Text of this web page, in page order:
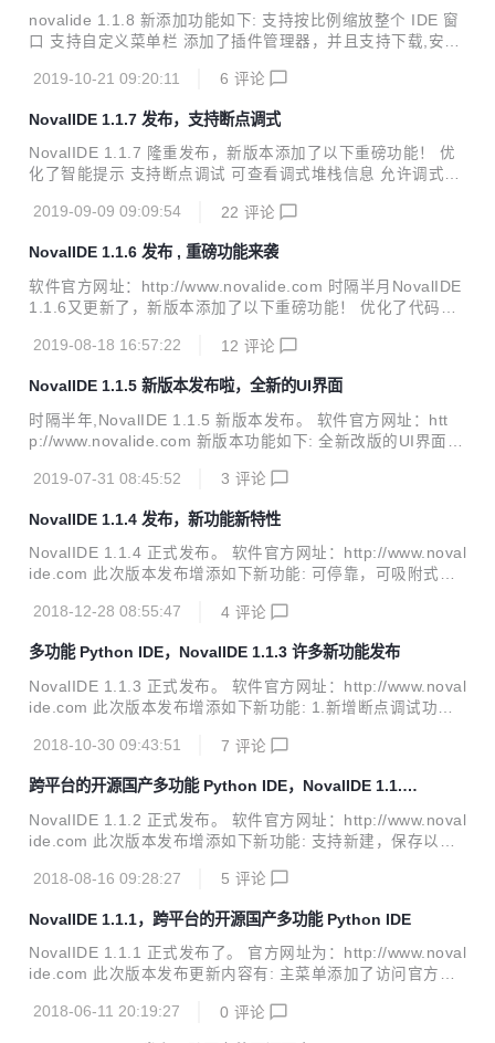
novalide 1.1.8 新添加功能如下: 支持按比例缩放整个 IDE 窗
口 支持自定义菜单栏 添加了插件管理器，并且支持下载,安
服务器上下载，搜索以及更新包 新建了 pypi 插件，支持一键
o 插件将原来帮助菜单的 Turtle Demo 项移至插件中加载 修
复了一些已知 BUG 下面是软件功能的一些新截图：
2019-10-21 09:20:11 6 评论
NovalIDE 1.1.7 发布，支持断点调式
NovalIDE 1.1.7 隆重发布，新版本添加了以下重磅功能！ 优
化了智能提示 支持断点调试 可查看调式堆栈信息 允许调式添
一些BUG 下面是软件功能的一些新截图： 软件官方网址：htt
2019-09-09 09:09:54 22 评论
NovalIDE 1.1.6 发布 , 重磅功能来袭
软件官方网址：http://www.novalide.com 时隔半月NovalIDE
1.1.6又更新了，新版本添加了以下重磅功能！ 优化了代码渲
能提示功能，先进的语法解析引擎支持丰富的智能提示信息 ta
文档信息 添加了IDLE Dark语法主题 修复了一些BUG 下面是
软件功能的一些新截图：
2019-08-18 16:57:22 12 评论
NovalIDE 1.1.5 新版本发布啦，全新的UI界面
时隔半年,NovalIDE 1.1.5 新版本发布。 软件官方网址：htt
p://www.novalide.com 新版本功能如下: 全新改版的UI界面，
换 可选几种语法主题 优化新建项目功能 支持软件拖拽打开文
2019-07-31 08:45:52 3 评论
NovalIDE 1.1.4 发布，新功能新特性
NovalIDE 1.1.4 正式发布。 软件官方网址：http://www.noval
ide.com 此次版本发布增添如下新功能: 可停靠，可吸附式的
出窗口右键菜单添加查找和导出文本功能 断点调试窗口支持标
工具栏 支持文档主题设置，选项卡文档方向设置等 支持全屏
显示以及关闭全屏显示 文档右键菜单支持最大化和恢复文档窗
口 支持恢复默认窗口布局 添加中文的每日提示支持 支持软件
最优源 优化了软件其它的一些性能并修复了一些...
2018-12-28 08:55:47 4 评论
多功能 Python IDE，NovalIDE 1.1.3 许多新功能发布
NovalIDE 1.1.3 正式发布。 软件官方网址：http://www.noval
ide.com 此次版本发布增添如下新功能: 1.新增断点调试功
逐语句，终止调试，跳出，继续执行，异常断点，重启调试等
加监视，快速添加监视，添加到监视等断点调试功能 4.支持快
捷键断点调试功能 5.新增项目属性页，包括项目或文件属性
页，解释器配置页，引用项目页，PYTHPATH页，以及调试/
启动文件,启动目录，运行参数，...
2018-10-30 09:43:51 7 评论
跨平台的开源国产多功能 Python IDE，NovalIDE 1.1.2
发布
NovalIDE 1.1.2 正式发布。 软件官方网址：http://www.noval
ide.com 此次版本发布增添如下新功能: 支持新建，保存以及
供用户选择 允许用户改变字体，大小，前景色，背景色，以及
菜单添加了图标和快捷键 重构了选项设置界面，采用树形结构
控件管理配置面板 新增了对C/C++,JavaScript,CSS,YAML,IN
I文件的语法高亮功能 项目和资源视图右键菜单新增了3个功能
软件新增的功能截图：
2018-08-16 09:28:27 5 评论
NovalIDE 1.1.1，跨平台的开源国产多功能 Python IDE
NovalIDE 1.1.1 正式发布了。 官方网址为：http://www.noval
ide.com 此次版本发布更新内容有: 主菜单添加了访问官方网
用户自己的解释器 设置关闭文档快捷键为Ctrl+W 优化对Pyth
2018-06-11 20:19:27 0 评论